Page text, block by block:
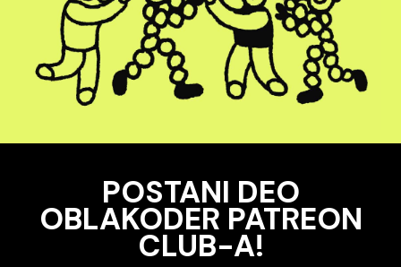
POSTANI DEO
OBLAKODER PATREON
CLUB-A!